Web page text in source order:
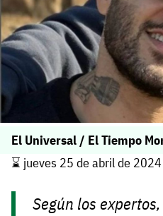
El Universal / El Tiempo
⌛️ jueves 25 de abril de 2024
Según los